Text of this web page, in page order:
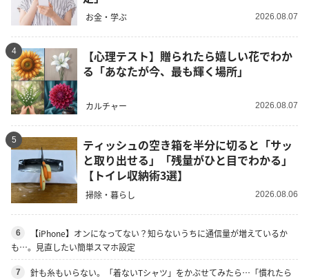
お金・学ぶ 2026.08.07
4
【心理テスト】贈られたら嬉しい花でわか
る「あなたが今、最も輝く場所」
カルチャー 2026.08.07
5
ティッシュの空き箱を半分に切ると「サッ
と取り出せる」「残量がひと目でわかる」
【トイレ収納術3選】
掃除・暮らし 2026.08.06
6
【iPhone】オンになってない？知らないうちに通信量が増えているか
も…。見直したい簡単スマホ設定
7
針も糸もいらない。「着ないTシャツ」をかぶせてみたら…「慣れたら